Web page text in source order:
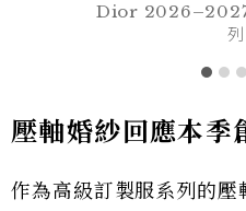
Dior 2026–2027
列
壓軸婚紗回應本季
作為高級訂製服系列的壓